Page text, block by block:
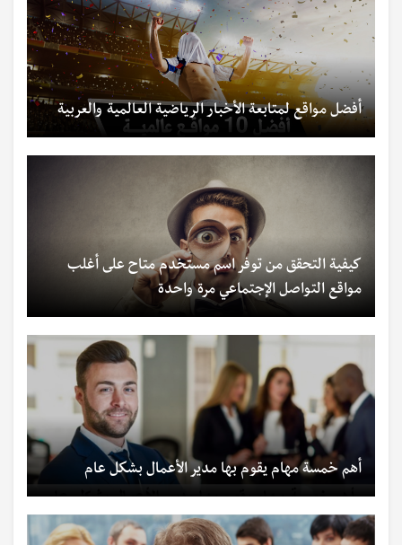
أفضل مواقع لمتابعة الأخبار الرياضية العالمية والعربية
كيفية التحقق من توفر اسم مستخدم متاح على أغلب
مواقع التواصل الإجتماعي مرة واحدة
أهم خمسة مهام يقوم بها مدير الأعمال بشكل عام